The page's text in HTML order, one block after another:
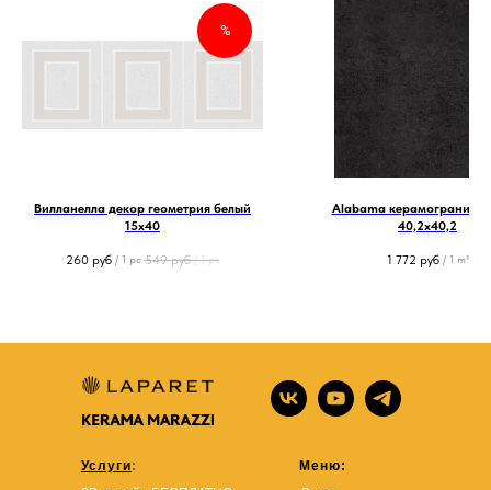
%
Вилланелла декор геометрия белый
15х40
260 руб / 1 pc 549 руб / 1 pc
Alabama керамогранит
40,2х40,2
1 772 руб / 1 m²
Услуги:
Меню: